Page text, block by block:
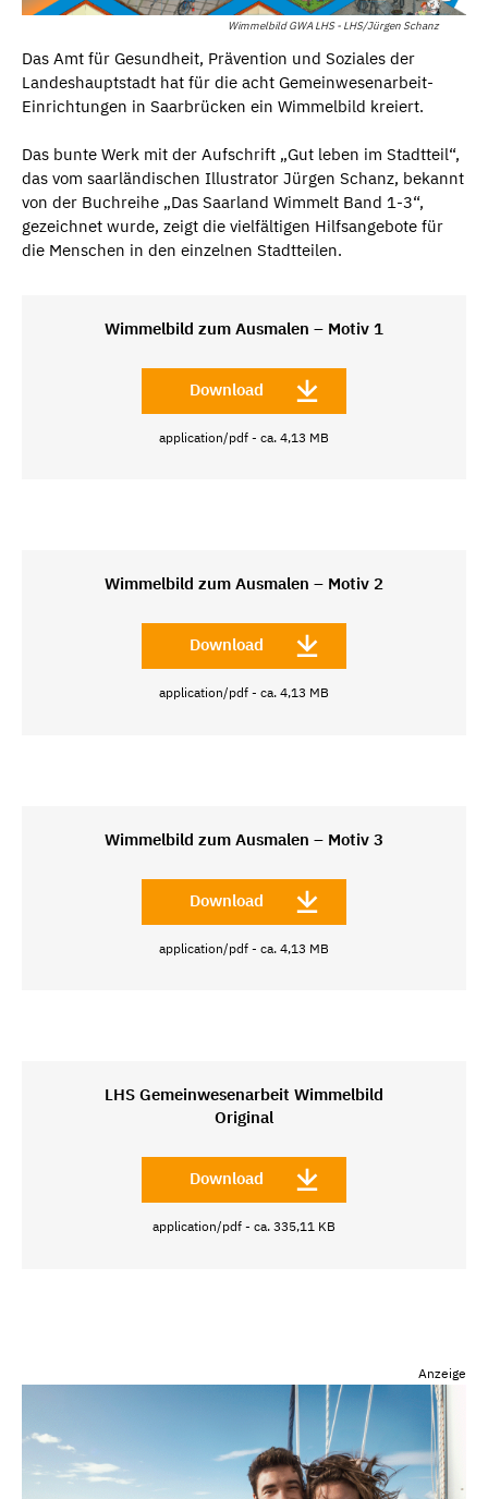
Wimmelbild GWA LHS - LHS/Jürgen Schanz
Das Amt für Gesundheit, Prävention und Soziales der
Landeshauptstadt hat für die acht Gemeinwesenarbeit-
Einrichtungen in Saarbrücken ein Wimmelbild kreiert.
Das bunte Werk mit der Aufschrift „Gut leben im Stadtteil“,
das vom saarländischen Illustrator Jürgen Schanz, bekannt
von der Buchreihe „Das Saarland Wimmelt Band 1-3“,
gezeichnet wurde, zeigt die vielfältigen Hilfsangebote für
die Menschen in den einzelnen Stadtteilen.
Wimmelbild zum Ausmalen – Motiv 1
Download
application/pdf - ca. 4,13 MB
Wimmelbild zum Ausmalen – Motiv 2
Download
application/pdf - ca. 4,13 MB
Wimmelbild zum Ausmalen – Motiv 3
Download
application/pdf - ca. 4,13 MB
LHS Gemeinwesenarbeit Wimmelbild
Original
Download
application/pdf - ca. 335,11 KB
Anzeige